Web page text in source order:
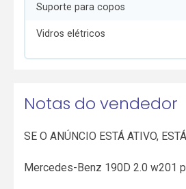
Suporte para copos
Vidros elétricos
Notas do vendedor
SE O ANÚNCIO ESTÁ ATIVO,
Mercedes-Benz 190D 2.0 w201